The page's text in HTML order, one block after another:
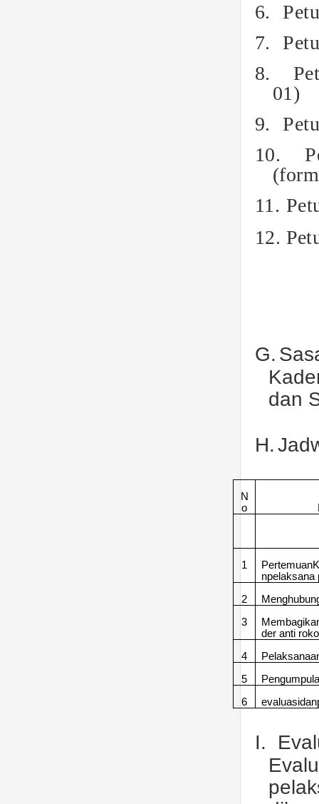
6.
7.
8.
01)
9.
10.
11.
12.
G.
dan
H.
N
o
1
npelaksana
2
3
der anti
4
5
6
I.